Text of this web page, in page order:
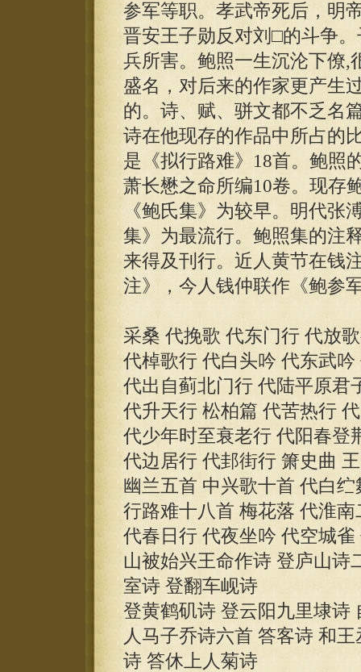
参军等职。孝武帝死后，明
晋安王子勋反对刘□的斗争
兵所害。鲍照一生沉沦下僚,
盛名，对后来的作家更产生
的。诗、赋、骈文都不乏名
诗在他现存的作品中所占的
是《拟行路难》18首。鲍照
萧长懋之命所编10卷。现存
《鲍氏集》为较早。明代张
集》为最流行。鲍照集的注
来得及刊行。近人黄节在钱
注》，今人钱仲联作《鲍参
采桑 代挽歌 代东门行 代放
代棹歌行 代白头吟 代东武吟
代出自蓟北门行 代陆平原君
代升天行 松柏篇 代苦热行
代少年时至衰老行 代阳春登
代边居行 代邽街行 箫史曲
幽兰五首 中兴歌十首 代白
行路难十八首 梅花落 代淮
代春日行 代夜坐吟 代空城
山被始兴王命作诗 登庐山诗
室诗 登翻车岘诗
登黄鹤矶诗 登云阳九里埭诗
人马子乔诗六首 答客诗 和
诗 答休上人菊诗